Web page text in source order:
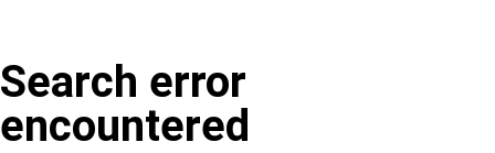
Search error
encountered